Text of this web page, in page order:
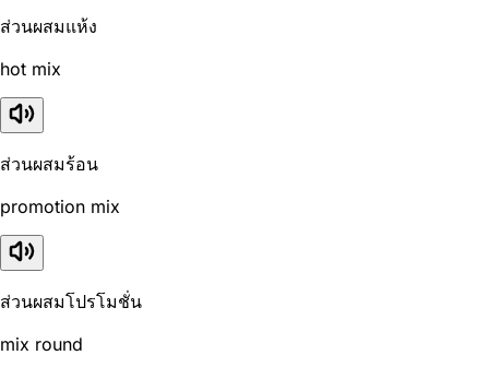
ส่วนผสมแห้ง
hot mix
ส่วนผสมร้อน
promotion mix
ส่วนผสมโปรโมชั่น
mix round